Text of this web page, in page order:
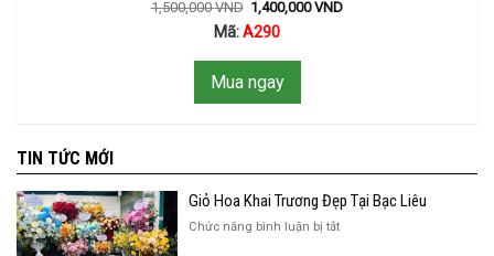
1,500,000VND 1,400,000VND
Mã:A290
Mua ngay
TIN TỨC MỚI
Giỏ Hoa Khai Trương Đẹp Tại Bạc Liêu
Chức năng bình luận bị tắtở